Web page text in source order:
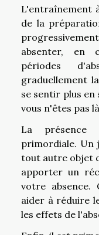
L'entraînement
de la
absenter, en
périodes
graduellement
se sentir plus en
vous n'êtes pas
La présence
primordiale. Un
tout autre objet
apporter un
votre absence.
aider à réduire
les effets de